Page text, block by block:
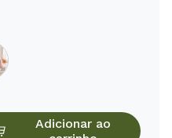
Adicionar ao